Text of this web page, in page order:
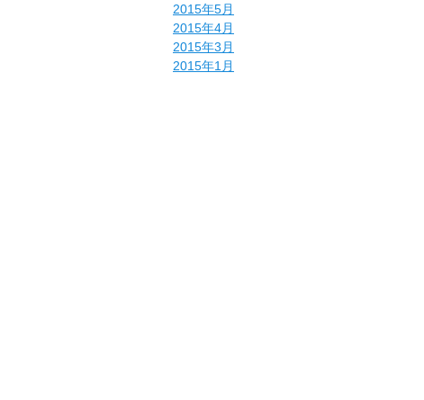
2015年5月
2015年4月
2015年3月
2015年1月